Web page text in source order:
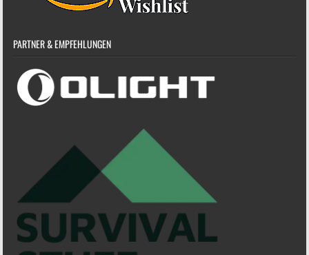
PARTNER & EMPFEHLUNGEN